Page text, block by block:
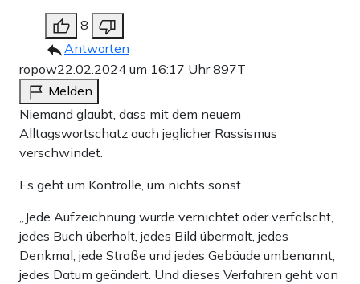
8
Antworten
ropow22.02.2024 um 16:17 Uhr897T
Melden
Niemand glaubt, dass mit dem neuem
Alltagswortschatz auch jeglicher Rassismus
verschwindet.
Es geht um Kontrolle, um nichts sonst.
„Jede Aufzeichnung wurde vernichtet oder verfälscht,
jedes Buch überholt, jedes Bild übermalt, jedes
Denkmal, jede Straße und jedes Gebäude umbenannt,
jedes Datum geändert. Und dieses Verfahren geht von